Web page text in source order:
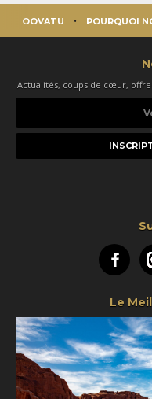
OOVATU POURQUOI
Actualités, coups de cœur,
e-
Le